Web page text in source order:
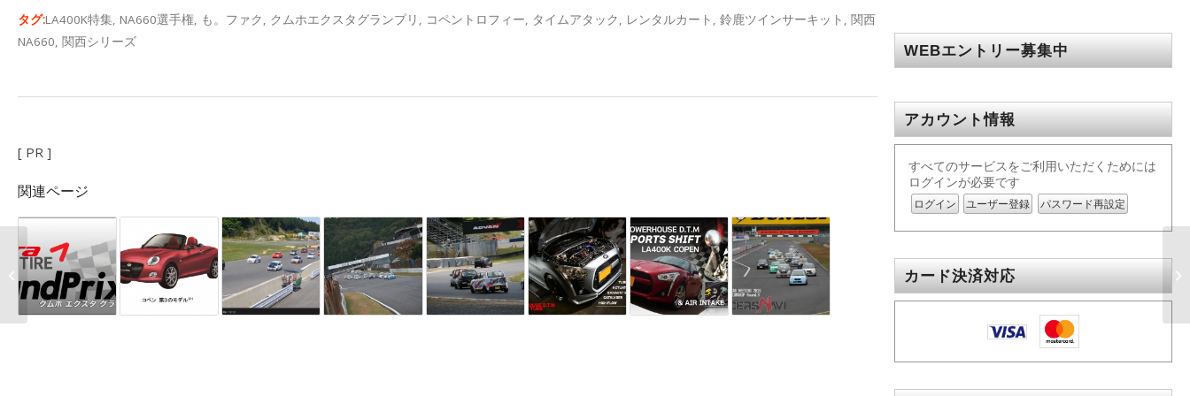
タグ:LA400K特集, NA660選手権, も。ファク, クムホエクスタグランプリ , コペントロフィー, タイムアタック, レンタルカート , 鈴鹿ツインサーキット , 関西
NA660, 関西シリーズ
[ PR ]
関連ページ
WEBエントリー募集中
アカウント情報
すべてのサービスをご利用いただくためには
ログインが必要です
ログイン ユーザー登録 パスワード再設定
カード決済対応
ユルスタ★サーキット
フェスタ